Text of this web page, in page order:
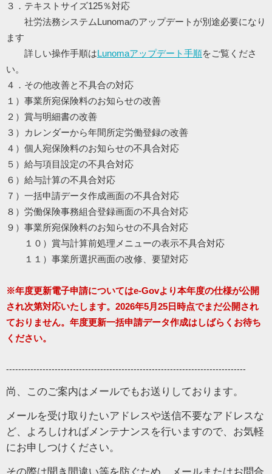
３．テキストサイズ125％対応
社労法務システムLunomaのアップデートが別途必要になり
ます
詳しい操作手順はLunomaアップデート手順をご覧くださ
い。
４．その他改善と不具合の対応
１）事業所宛保険料のお知らせの改善
２）賞与明細書の改善
３）カレンダーから年間所定労働登録の改善
４）個人宛保険料のお知らせの不具合対応
５）給与項目設定の不具合対応
６）給与計算の不具合対応
７）一括申請データ作成画面の不具合対応
８）労働保険事務組合登録画面の不具合対応
９）事業所宛保険料のお知らせの不具合対応
１０）賞与計算前処理メニューの表示不具合対応
１１）事業所選択画面の改修、要望対応
※年度更新電子申請についてはe-Govより本年度の仕様が公開
され次第対応いたします。2026年5月25日時点でまだ公開され
ておりません。年度更新一括申請データ作成はしばらくお待ち
ください。
-------------------------------------------------------------------------------
尚、このご案内はメールでもお送りしております。
メールを受け取りたいアドレスや送信不要なアドレスな
ど、よろしければメンテナンスを行いますので、お気軽
にお申しつけください。